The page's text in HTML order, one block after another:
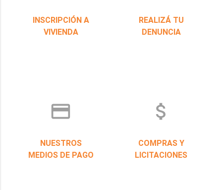
INSCRIPCIÓN A
VIVIENDA
REALIZÁ TU
DENUNCIA
credit_card
NUESTROS
MEDIOS DE PAGO
attach_money
COMPRAS Y
LICITACIONES